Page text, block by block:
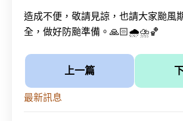
造成不便，敬請見諒，也請大家颱風
全，做好防颱準備。🙏🏻🌧️⛈️🏀
上一篇
最新訊息